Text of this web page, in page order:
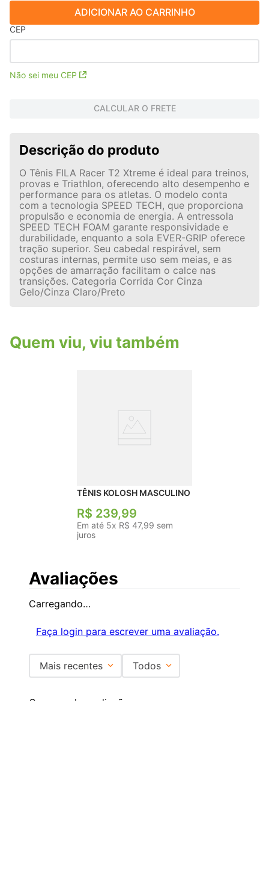
ADICIONAR AO CARRINHO
CEP
Não sei meu CEP
CALCULAR O FRETE
Descrição do produto
O Tênis FILA Racer T2 Xtreme é ideal para treinos,
provas e Triathlon, oferecendo alto desempenho e
performance para os atletas. O modelo conta
com a tecnologia SPEED TECH, que proporciona
propulsão e economia de energia. A entressola
SPEED TECH FOAM garante responsividade e
durabilidade, enquanto a sola EVER-GRIP oferece
tração superior. Seu cabedal respirável, sem
costuras internas, permite uso sem meias, e as
opções de amarração facilitam o calce nas
transições. Categoria Corrida Cor Cinza
Gelo/Cinza Claro/Preto
Quem viu, viu também
TÊNIS KOLOSH MASCULINO
R$ 239,99
Em até 5x R$ 47,99 sem
juros
Avaliações
Carregando…
Faça login para escrever uma avaliação.
Mais recentes Todos
Carregando avaliações…